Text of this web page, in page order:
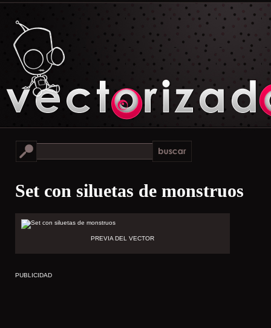
Set con siluetas de monstruos
PREVIA DEL VECTOR
PUBLICIDAD